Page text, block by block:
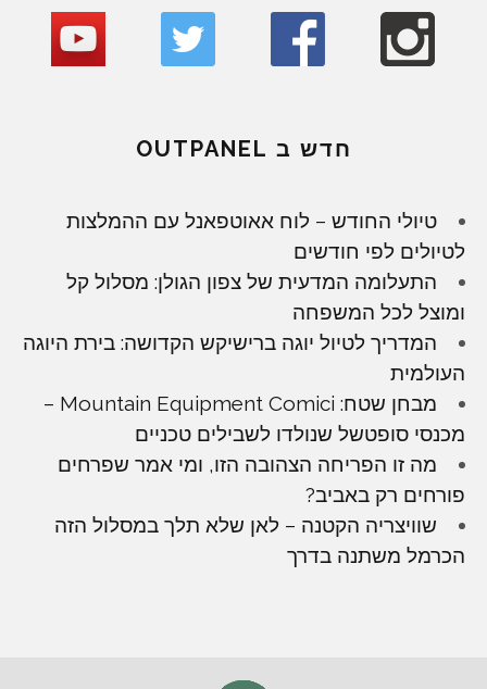
חדש ב OUTPANEL
טיולי החודש – לוח אאוטפאנל עם ההמלצות
לטיולים לפי חודשים
התעלומה המדעית של צפון הגולן: מסלול קל
ומוצל לכל המשפחה
המדריך לטיול יוגה ברישיקש הקדושה: בירת היוגה
העולמית
מבחן שטח: Mountain Equipment Comici –
מכנסי סופטשל שנולדו לשבילים טכניים
מה זו הפריחה הצהובה הזו, ומי אמר שפרחים
פורחים רק באביב?
שוויצריה הקטנה – לאן שלא תלך במסלול הזה
הכרמל משתנה בדרך